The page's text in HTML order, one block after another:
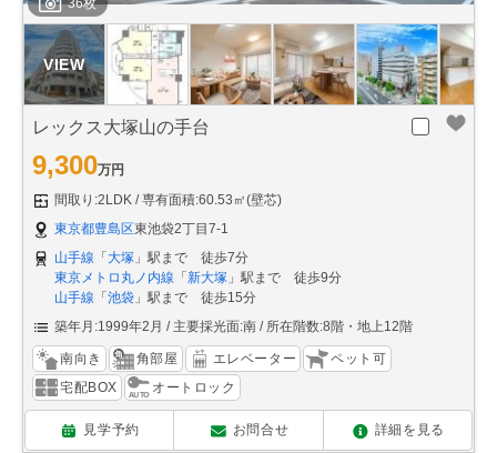
36枚
レックス大塚山の手台
9,300万円
間取り:2LDK
専有面積:60.53㎡(壁芯)
東京都豊島区東池袋2丁目7-1
山手線 「 大塚 」駅まで 徒歩7分
東京メトロ丸ノ内線 「 新大塚 」駅まで 徒歩9分
山手線 「 池袋 」駅まで 徒歩15分
築年月:1999年2月
主要採光面:南 所在階数:8階・地上12階
南向き 角部屋 エレベーター
ペット可
宅配BOX
オートロック
見学予約 お問合せ 詳細を見る